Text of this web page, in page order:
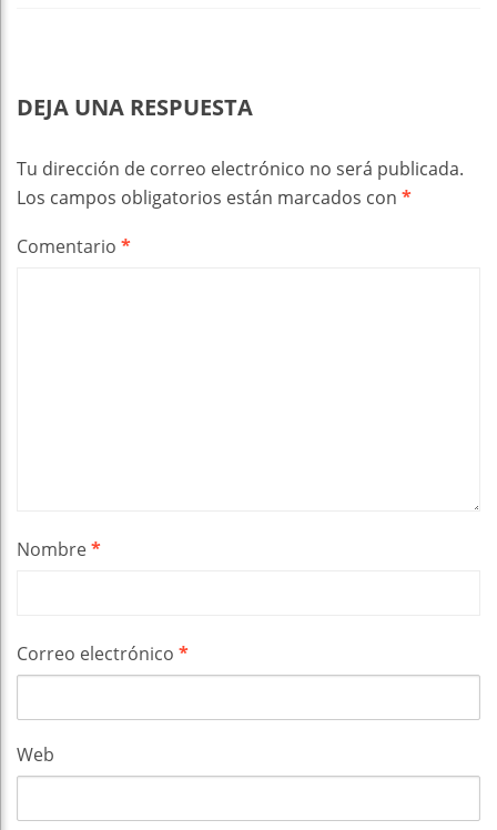
DEJA UNA RESPUESTA
Tu dirección de correo electrónico no será publicada.
Los campos obligatorios están marcados con *
Comentario *
Nombre*
Correo electrónico *
Web